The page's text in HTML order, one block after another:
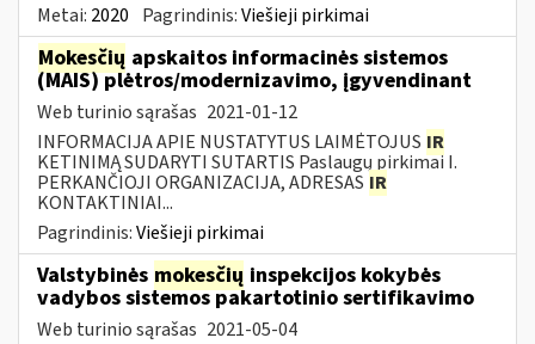
Metai: 2020 Pagrindinis:Viešieji pirkimai
Mokesčių apskaitos informacinės sistemos
(MAIS) plėtros/modernizavimo, įgyvendinant
Web turinio sąrašas 2021-01-12
INFORMACIJA APIE NUSTATYTUS LAIMĖTOJUS IR
KETINIMĄ SUDARYTI SUTARTIS Paslaugų pirkimai I.
PERKANČIOJI ORGANIZACIJA, ADRESAS IR
KONTAKTINIAI...
Pagrindinis:Viešieji pirkimai
Valstybinės mokesčių inspekcijos kokybės
vadybos sistemos pakartotinio sertifikavimo
Web turinio sąrašas 2021-05-04